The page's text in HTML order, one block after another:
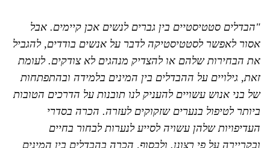
"הבדלים סטטיסטיים בין גברים לנשים אכן קיימים. אבל
אסור לאפשר לסטטיסטיקה לדבר על אנשים בודדים, להגביל
את הבחירות שלהם או להצדיק מנהגים לא צודקים. לעומת
זאת, גילויים על ההבדלים בין המינים בלמידה ובהתפתחות
של בני אנוש עשויים להעניק לנו תובנות על הדרכים הטובות
ביותר לטיפול בנערים שזקוקים לעזרה. הכרה בסדרי
העדיפויות שלהן עשויה לסייע לנערות לבחור בחיים
ובקריירה על פי רצונן. ולבסוף, הכרה בהבדלים בין המינים